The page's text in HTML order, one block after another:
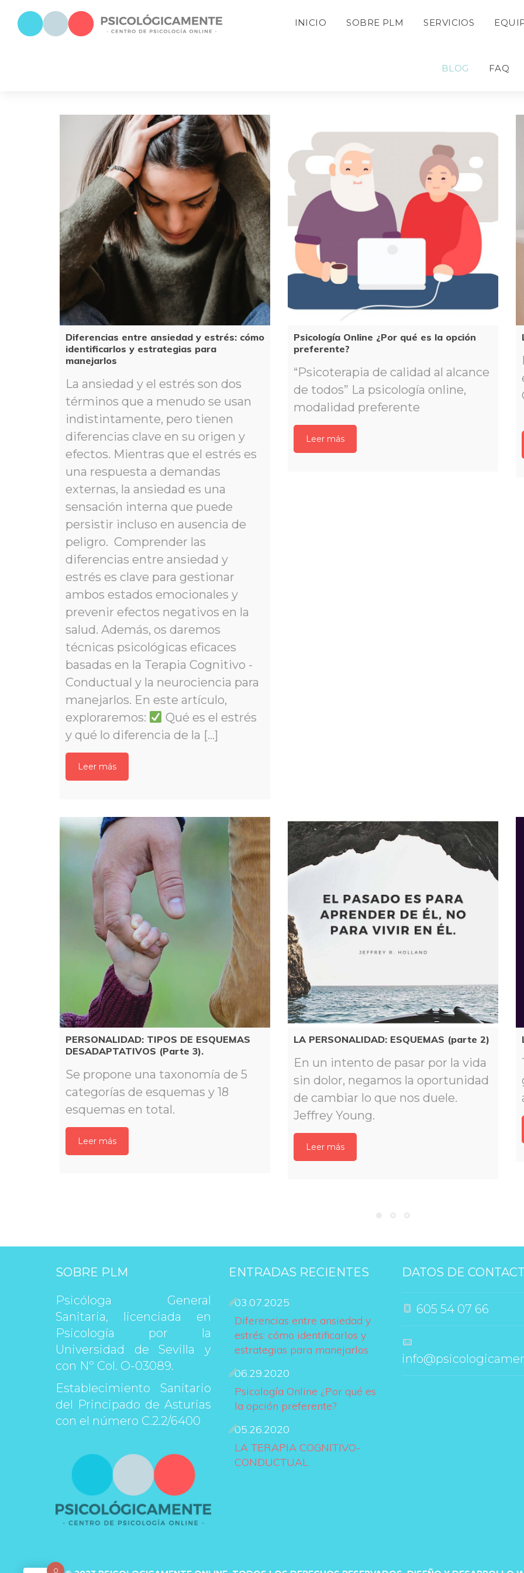
INICIO
SOBRE PLM
SERVICIOS
BLOG
FAQ
Diferencias entre ansiedad y estrés: cómo
identificarlos y estrategias para
manejarlo
La ansiedad y el estrés son dos
términos que a menudo se usan
indistintamente, pero tienen
diferencias clave en su origen y
efectos. Mientras que el estrés es
una respuesta a demandas
externas, la ansiedad es una
ensación interna que puede
persistir incluso en ausencia de
peligro. Comprender las
diferencias entre ansiedad y
estrés es clave para gestionar
ambos estados emocionales y
prevenir efectos negativos en la
alud. Además, os daremos
técnicas psicológicas eficaces
basadas en la Terapia Cognitivo -
Conductual y la neurociencia para
manejarlos. En este artículo,
exploraremos:
Qué es el estrés
y qué lo diferencia de la […]
Leer má
Psicología Online ¿Por qué es la opción
preferente?
“Psicoterapia de calidad al alcance
de todos” La psicología online,
modalidad preferente
Leer má
PERSONALIDAD: TIPOS DE ESQUEMAS
DESADAPTATIVOS (Parte 3).
Se propone una taxonomía de 5
categorías de esquemas y 18
esquemas en total.
Leer má
LA PERSONALIDAD: ESQUEMAS (parte 2)
En un intento de pasar por la vida
in dolor, negamos la oportunidad
de cambiar lo que nos duele.
Jeffrey Young.
Leer má
SOBRE PLM
Psicóloga General
Sanitaria, licenciada en
Psicología por la
Universidad de Sevilla y
con Nº Col. O-03089.
Establecimiento Sanitario
del Principado de Asturias
con el número C.2.2/6400
ENTRADAS RECIENTES
03.07.2025
Diferencias entre ansiedad y
estrés: cómo identificarlos y
estrategias para manejarlo
06.29.2020
Psicología Online ¿Por qué es
la opción preferente?
05.26.2020
LA TERAPIA COGNITIVO-
CONDUCTUAL.
DATOS DE
605 54 07 66
0